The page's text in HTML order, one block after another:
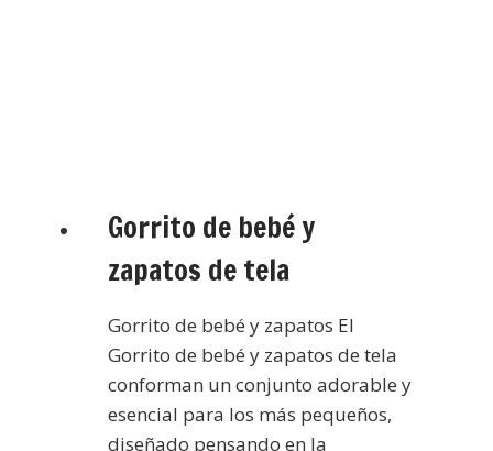
Gorrito de bebé y
zapatos de tela
Gorrito de bebé y zapatos El
Gorrito de bebé y zapatos de tela
conforman un conjunto adorable y
esencial para los más pequeños,
diseñado pensando en la